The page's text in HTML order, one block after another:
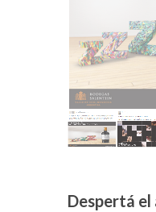
Despertá